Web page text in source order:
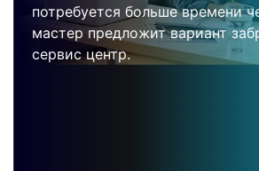
потребуется больше времени
мастер предложит вариант
сервис центр.